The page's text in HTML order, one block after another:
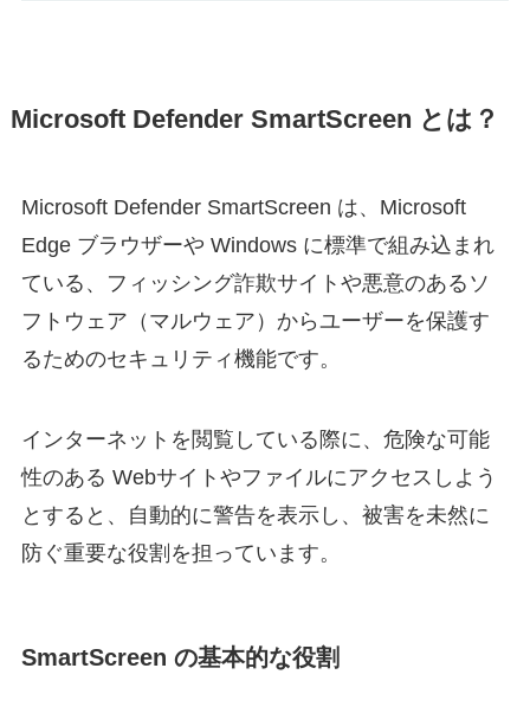
Microsoft Defender SmartScreen とは？
Microsoft Defender SmartScreen は、Microsoft
Edge ブラウザーや Windows に標準で組み込まれ
ている、フィッシング詐欺サイトや悪意のあるソ
フトウェア（マルウェア）からユーザーを保護す
るためのセキュリティ機能です。
インターネットを閲覧している際に、危険な可能
性のある Webサイトやファイルにアクセスしよう
とすると、自動的に警告を表示し、被害を未然に
防ぐ重要な役割を担っています。
SmartScreen の基本的な役割